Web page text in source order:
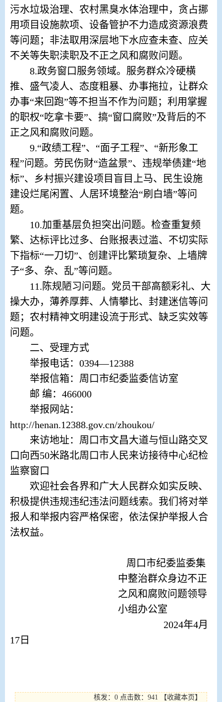
污水垃圾治理、农村黑臭水体治理中，贪占挪
用项目设施款项、设备管护不力造成资源浪费
等问题；非法取用深层地下水应查未查、应关
不关等失职渎职及不正之风和腐败问题。
8.政务窗口服务领域。服务群众冷硬横
推、盛气凌人、态度粗暴、办事拖拉，让群众
办事“来回跑”等不担当不作为问题；利用掌握
的职权“吃拿卡要”、搞“窗口腐败”及背后的不
正之风和腐败问题。
9.“政绩工程”、“面子工程”、“新形象工
程”问题。劳民伤财“造盆景”、违规举债建“地
标”、乡村振兴建设项目盲目上马、民生设施
建设烂尾闲置、人居环境整治“刷白墙”等问
题。
10.加重基层负担突出问题。检查重复频
繁、达标评比过多、台账报表过滥、不切实际
下指标“一刀切”、创建评比繁琐复杂、上墙牌
子“多、杂、乱”等问题。
11.陈规陋习问题。党员干部高额彩礼、大
操大办，薄养厚葬、人情攀比、封建迷信等问
题；农村精神文明建设流于形式、缺乏实效等
问题。
二、受理方式
举报电话： 0394—12388
举报信箱：周口市纪委监委信访室
邮 编： 466000
举报网站：
http://henan.12388.gov.cn/zhoukou/
来访地址：周口市文昌大道与恒山路交叉
口向西50米路北周口市人民来访接待中心纪检
监察窗口
欢迎社会各界和广大人民群众如实反映、
积极提供违规违纪违法问题线索。我们将对举
报人和举报内容严格保密，依法保护举报人合
法权益。
周口市纪委监委集
中整治群众身边不正
之风和腐败问题领导
小组办公室
2024年4月
17 日
核发：0 点击数： 941 【收藏本页】